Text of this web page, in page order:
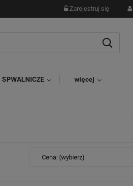
Zarejestruj się
więcej
Cena: (wybierz)